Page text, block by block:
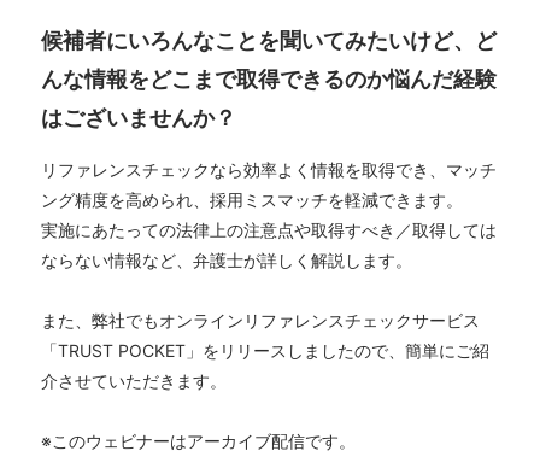
候補者にいろんなことを聞いてみたいけど、ど
んな情報をどこまで取得できるのか悩んだ経験
はございませんか？
リファレンスチェックなら効率よく情報を取得でき、マッチ
ング精度を高められ、採用ミスマッチを軽減できます。
実施にあたっての法律上の注意点や取得すべき／取得しては
ならない情報など、弁護士が詳しく解説します。
また、弊社でもオンラインリファレンスチェックサービス
「TRUST POCKET」をリリースしましたので、簡単にご紹
介させていただきます。
※このウェビナーはアーカイブ配信です。